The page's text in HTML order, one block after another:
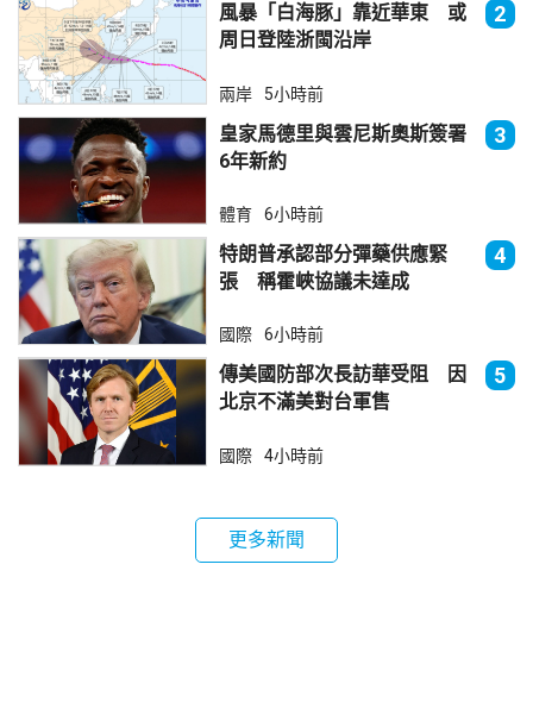
風暴「白海豚」靠近華東 或
周日登陸浙閩沿岸
2
兩岸 5小時前
皇家馬德里與雲尼斯奧斯簽署
6年新約
3
體育 6小時前
特朗普承認部分彈藥供應緊
張 稱霍峽協議未達成
4
國際 6小時前
傳美國防部次長訪華受阻 因
北京不滿美對台軍售
5
國際 4小時前
更多新聞